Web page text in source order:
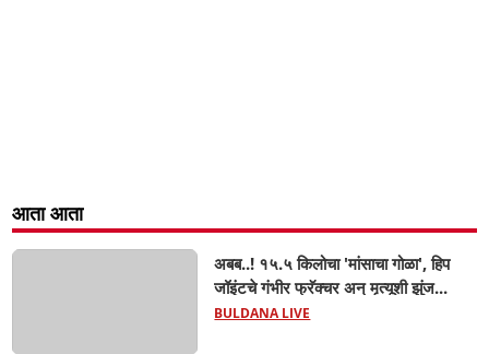
आता आता
अबब..! १५.५ किलोचा 'मांसाचा गोळा', हिप
जॉइंटचे गंभीर फ्रॅक्चर अन् मृत्यूशी झुंज...
BULDANA LIVE